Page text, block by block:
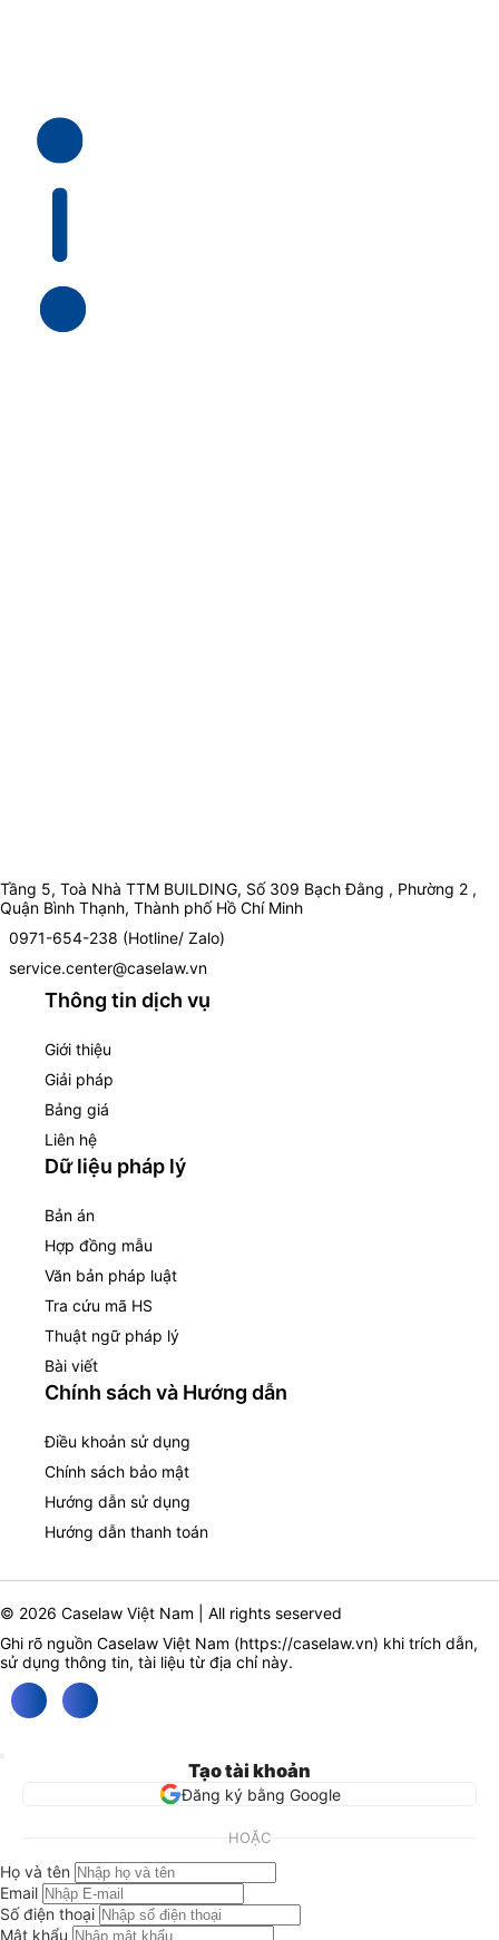
Tầng 5, Toà Nhà TTM BUILDING, Số 309 Bạch Đằng , Phường 2 ,
Quận Bình Thạnh, Thành phố Hồ Chí Minh
0971-654-238 (Hotline/ Zalo)
service.center@caselaw.vn
Thông tin dịch vụ
Giới thiệu
Giải pháp
Bảng giá
Liên hệ
Dữ liệu pháp lý
Bản án
Hợp đồng mẫu
Văn bản pháp luật
Tra cứu mã HS
Thuật ngữ pháp lý
Bài viết
Chính sách và Hướng dẫn
Điều khoản sử dụng
Chính sách bảo mật
Hướng dẫn sử dụng
Hướng dẫn thanh toán
© 2026 Caselaw Việt Nam | All rights seserved
Ghi rõ nguồn Caselaw Việt Nam (https://caselaw.vn) khi trích dẫn,
sử dụng thông tin, tài liệu từ địa chỉ này.
Tạo tài khoản
Đăng ký bằng Google
HOẶC
Họ và tên
Email
Số điện thoại
Mật khẩu